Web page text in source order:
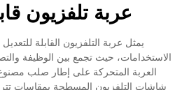
عربة تلفزيون
يمثل عربة التلفزيون القابلة
الاستخدامات، حيث تجمع بين الوظيفة
العربة المتحركة على إطار صلب